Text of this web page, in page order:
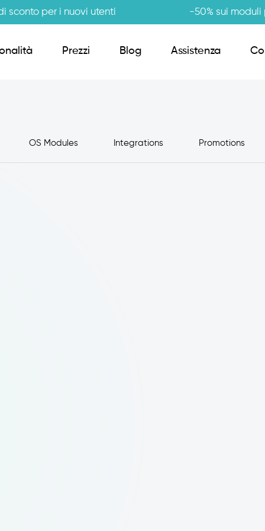
sconto per i nuovi utenti -50% sui
CRM Giro Visite
Prezzi Blog Assistenza
OS Modules Integrations Promotions